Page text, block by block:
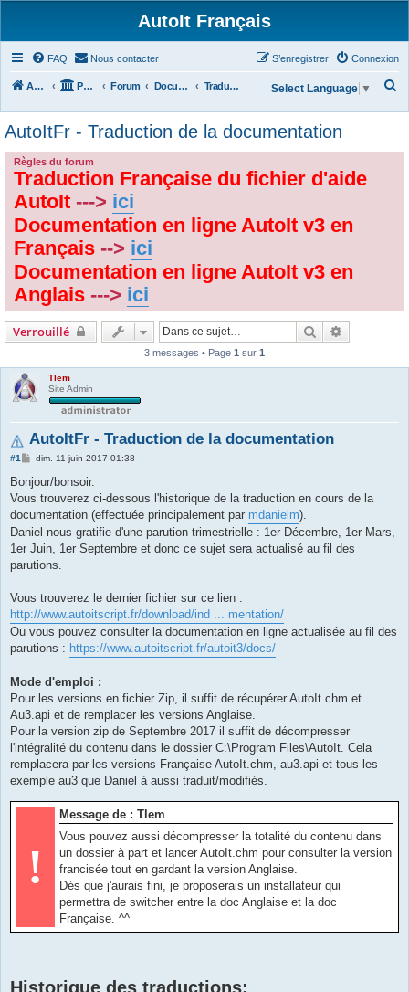
AutoIt Français
FAQ Nous contacter Connexion
S’enregistrer
Accueil Portail Forum Documentations Traduction des Documentations
h
Select Language ▼
AutoItFr - Traduction de la documentation
Règles du forum
Traduction Française du fichier d'aide
AutoIt ---> ici
Documentation en ligne AutoIt v3 en
Français --> ici
Documentation en ligne AutoIt v3 en
Anglais ---> ici
Verrouillé Rechercher
3 messages • Page 1 sur 1
Tlem
Site Admin
AutoItFr - Traduction de la documentation
#1
M
s
s
a
g
dim. 11 juin 2017 01:38
Bonjour/bonsoir.
Vous trouverez ci-dessous l'historique de la traduction en cours de la
documentation (effectuée principalement par mdanielm).
Daniel nous gratifie d'une parution trimestrielle : 1er Décembre, 1er Mars,
1er Juin, 1er Septembre et donc ce sujet sera actualisé au fil des
parutions.
Vous trouverez le dernier fichier sur ce lien :
http://www.autoitscript.fr/download/ind ... mentation/
Ou vous pouvez consulter la documentation en ligne actualisée au fil des
parutions : https://www.autoitscript.fr/autoit3/docs/
Mode d'emploi :
Pour les versions en fichier Zip, il suffit de récupérer AutoIt.chm et
Au3.api et de remplacer les versions Anglaise.
Pour la version zip de Septembre 2017 il suffit de décompresser
l'intégralité du contenu dans le dossier C:\Program Files\AutoIt. Cela
remplacera par les versions Française AutoIt.chm, au3.api et tous les
exemple au3 que Daniel à aussi traduit/modifiés.
!
Message de : Tlem
Vous pouvez aussi décompresser la totalité du contenu dans
un dossier à part et lancer AutoIt.chm pour consulter la version
francisée tout en gardant la version Anglaise.
Dés que j'aurais fini, je proposerais un installateur qui
permettra de switcher entre la doc Anglaise et la doc
Française. ^^
Historique des traductions: